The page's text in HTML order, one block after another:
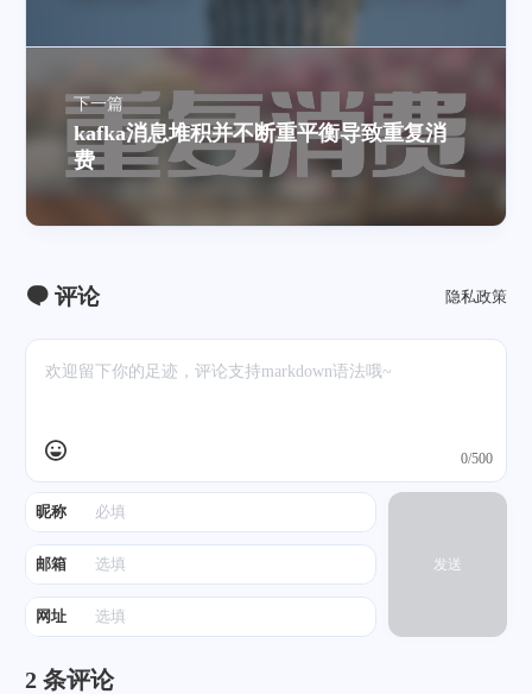
下一篇
kafka消息堆积并不断重平衡导致重复消
费
评论 隐私政策
昵称
邮箱
网址
0/500
发送
2 条评论